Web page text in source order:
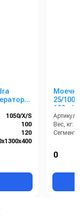
1050/X/S
100
120
25/100
100 л/
Артикул:
Вес, кг:
Сегмент:
0